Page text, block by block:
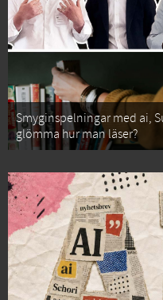
Smyginspelningar med ai,
glömma hur man läser?